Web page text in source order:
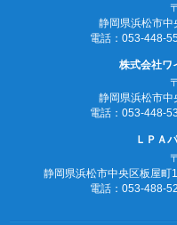
静岡県浜松市
電話：
株式会社ワ
静岡県浜松市
電話：
ＬＰＡ
静岡県浜松市中央区板屋町
電話：